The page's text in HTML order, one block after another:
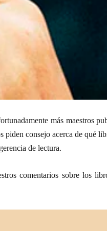
más maestros
consejo acerca de qué
de lectura.
comentarios sobre los